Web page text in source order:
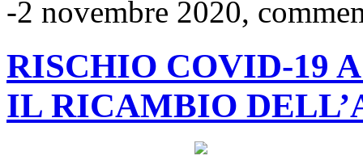
-2 novembre 2020,
RISCHIO COVID-19
IL RICAMBIO